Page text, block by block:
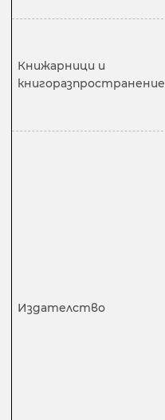
Книжарници и
книгоразпространение
Издателство